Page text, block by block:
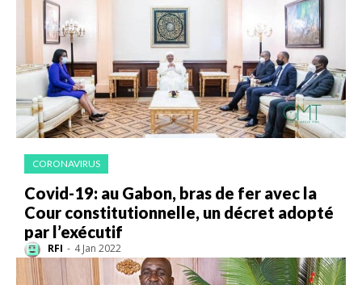
CORONAVIRUS
Covid-19: au Gabon, bras de fer avec la
Cour constitutionnelle, un décret adopté
par l’exécutif
RFI - 4 Jan 2022